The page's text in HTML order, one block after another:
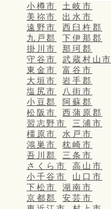
小樽市
土岐市
美祢市
出水市
遠野市
西臼杵郡
九戸郡
下伊那郡
掛川市
那珂郡
守谷市
武蔵村山市
東金市
富谷市
大垣市
岩手郡
塩尻市
八街市
小豆郡
阿蘇郡
松阪市
西蒲原郡
習志野市
三浦市
橿原市
水戸市
鴻巣市
枕崎市
吾川郡
三条市
さくら市
高山市
小千谷市
山口市
下松市
湖南市
京都郡
安芸市